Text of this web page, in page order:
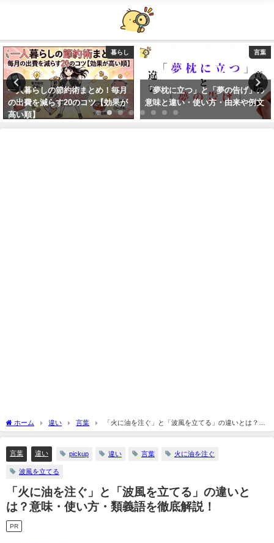
言葉
「夢枕に立つ」と「夢の告げ」の
意味と違い・使い方・由来や例文
言葉
「魔法」と「魔術」の違いは？意
味や正しい使い方を例文付きで徹
底解説！
ホーム 違い 言葉
「火に油を注ぐ」と「波風を立てる」の違いとは？意
味・使い方・類義語を徹底解説！
言葉 違い pickup 違い 言葉 火に油を注ぐ
波風を立てる
「火に油を注ぐ」と「波風を立てる」の違いと
は？意味・使い方・類義語を徹底解説！
PR